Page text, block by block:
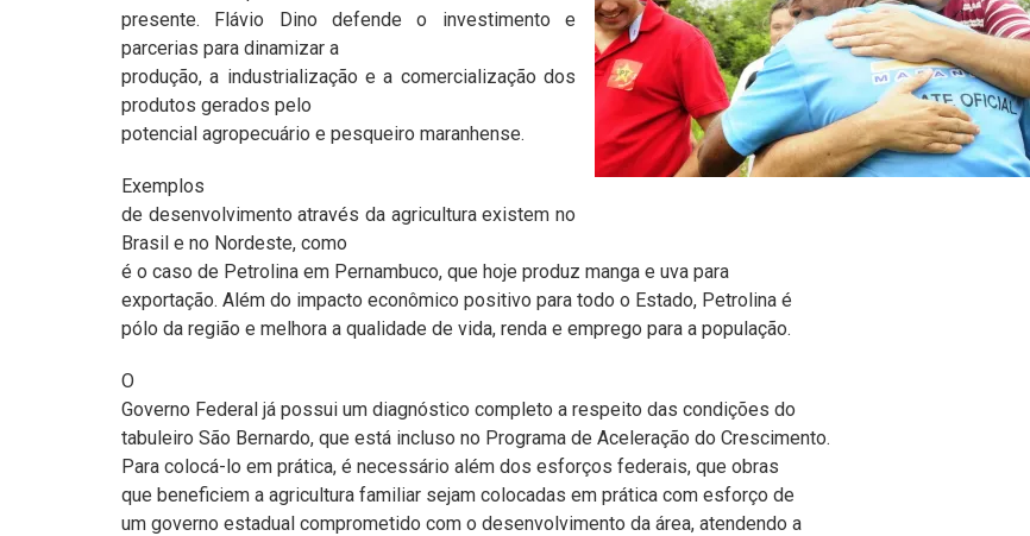
presente. Flávio Dino defende o investimento e
parcerias para dinamizar a
produção, a industrialização e a comercialização dos
produtos gerados pelo
potencial agropecuário e pesqueiro maranhense.
Exemplos
de desenvolvimento através da agricultura existem no
Brasil e no Nordeste, como
é o caso de Petrolina em Pernambuco, que hoje produz manga e uva para
exportação. Além do impacto econômico positivo para todo o Estado, Petrolina é
pólo da região e melhora a qualidade de vida, renda e emprego para a população.
O
Governo Federal já possui um diagnóstico completo a respeito das condições do
tabuleiro São Bernardo, que está incluso no Programa de Aceleração do Crescimento.
Para colocá-lo em prática, é necessário além dos esforços federais, que obras
que beneficiem a agricultura familiar sejam colocadas em prática com esforço de
um governo estadual comprometido com o desenvolvimento da área, atendendo a